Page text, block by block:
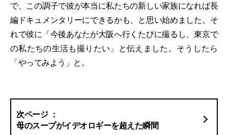
で、この調子で彼が本当に私たちの新しい家族になれば長
編ドキュメンタリーにできるかも、と思い始めました。そ
れで彼に「今後あなたが大阪へ行くたびに撮るし、東京で
の私たちの生活も撮りたい」と伝えました。そうしたら
「やってみよう」と。
母のスープがイデオロギーを超えた瞬間